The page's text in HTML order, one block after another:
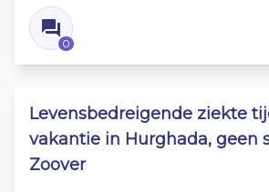
0
Levensbedreigende ziekte
vakantie in Hurghada, geen
Zoover